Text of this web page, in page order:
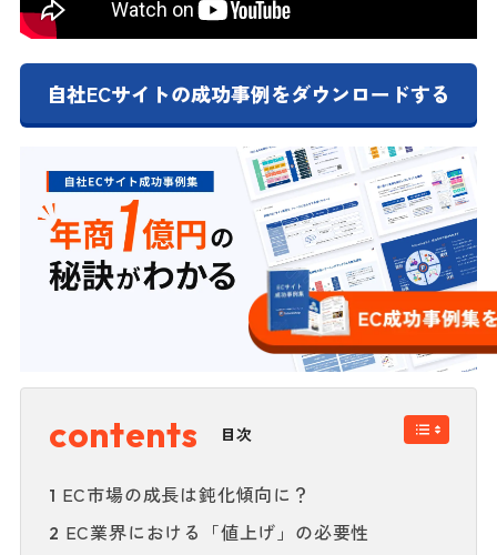
自社ECサイトの成功事例をダウンロードする
目次
1 EC市場の成長は鈍化傾向に？
2 EC業界における「値上げ」の必要性